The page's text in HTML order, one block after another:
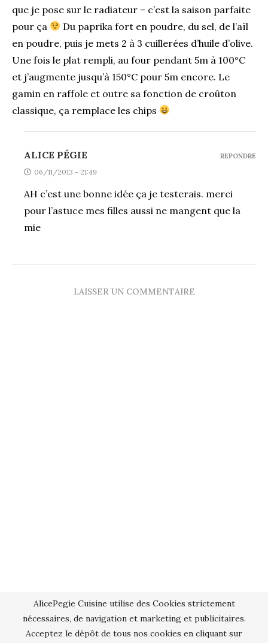
que je pose sur le radiateur – c’est la saison parfaite
pour ça
Du paprika fort en poudre, du sel, de l’aïl
en poudre, puis je mets 2 à 3 cuillerées d’huile d’olive.
Une fois le plat rempli, au four pendant 5m à 100°C
et j’augmente jusqu’à 150°C pour 5m encore. Le
gamin en raffole et outre sa fonction de croûton
classique, ça remplace les chips
ALICE PÉGIE
06/11/2013 - 21:49
AH c’est une bonne idée ça je testerais. merci
pour l’astuce mes filles aussi ne mangent que la
mie
REPONDRE
LAISSER UN COMMENTAIRE
AlicePegie Cuisine utilise des Cookies strictement
nécessaires, de navigation et marketing et publicitaires.
Acceptez le dépôt de tous nos cookies en cliquant sur